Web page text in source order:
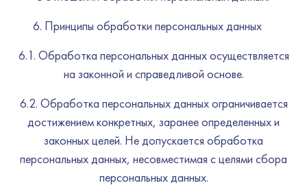
Принципы обработки персональных данных
6.1. Обработка персональных данных осуществляется
на законной и справедливой основе.
6.2. Обработка персональных данных ограничивается
достижением конкретных, заранее определенных и
законных целей. Не допускается обработка
персональных данных, несовместимая с целями сбора
персональных данных.